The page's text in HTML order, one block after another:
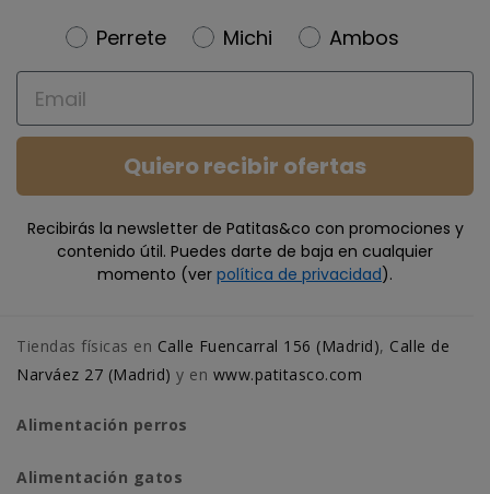
Newsletter
Perrete Michi
Ambos
Email
Quiero recibir ofertas
Recibirás la newsletter de Patitas&co con promociones y
contenido útil. Puedes darte de baja en cualquier
momento (ver política de privacidad).
Tiendas físicas en Calle Fuencarral 156 (Madrid), Calle de
Narváez 27 (Madrid) y en www.patitasco.com
Alimentación perros
Alimentación gatos